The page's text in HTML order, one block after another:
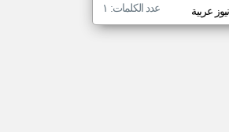
عربية عدد الكلمات: ١